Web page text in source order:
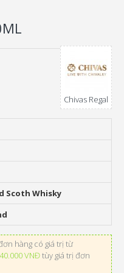
Scoth Whisky
hàng có giá trị từ
40.000 VNĐtùy giá trị đơn
Chivas Regal